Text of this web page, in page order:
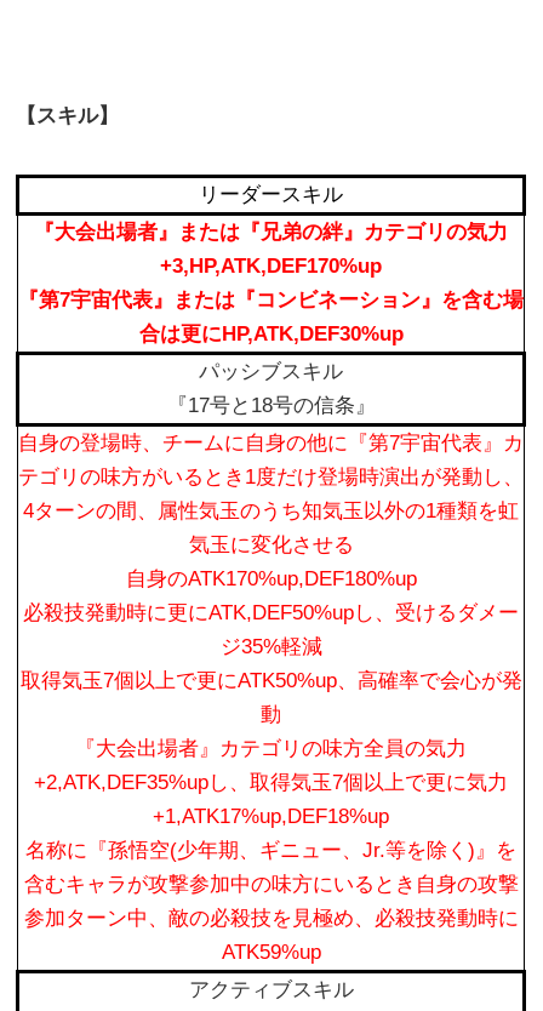
【スキル】
リーダースキル
『大会出場者』または『兄弟の絆』カテゴリの気力
+3,HP,ATK,DEF170%up
『第7宇宙代表』または『コンビネーション』を含む場
合は更にHP,ATK,DEF30%up
パッシブスキル
『17号と18号の信条』
自身の登場時、チームに自身の他に『第7宇宙代表』カ
テゴリの味方がいるとき1度だけ登場時演出が発動し、
4ターンの間、属性気玉のうち知気玉以外の1種類を虹
気玉に変化させる
自身のATK170%up,DEF180%up
必殺技発動時に更にATK,DEF50%upし、受けるダメー
ジ35%軽減
取得気玉7個以上で更にATK50%up、高確率で会心が発
動
『大会出場者』カテゴリの味方全員の気力
+2,ATK,DEF35%upし、取得気玉7個以上で更に気力
+1,ATK17%up,DEF18%up
名称に『孫悟空(少年期、ギニュー、Jr.等を除く)』を
含むキャラが攻撃参加中の味方にいるとき自身の攻撃
参加ターン中、敵の必殺技を見極め、必殺技発動時に
ATK59%up
アクティブスキル